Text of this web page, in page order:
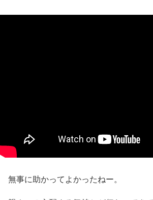
無事に助かってよかったねー。